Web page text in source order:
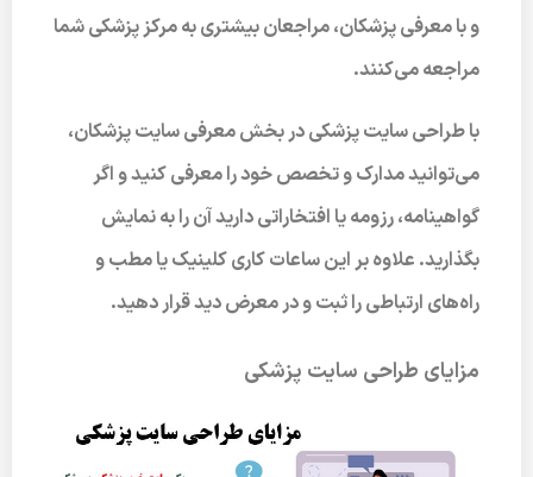
و با معرفی پزشکان، مراجعان بیشتری به مرکز پزشکی شما
مراجعه می‌کنند.
با طراحی سایت پزشکی در بخش معرفی سایت پزشکان،
می‌توانید مدارک و تخصص خود را معرفی کنید و اگر
گواهینامه، رزومه یا افتخاراتی دارید آن را به نمایش
بگذارید. علاوه بر این ساعات کاری کلینیک یا مطب و
راه‌های ارتباطی را ثبت و در معرض دید قرار دهید.
مزایای طراحی سایت پزشکی